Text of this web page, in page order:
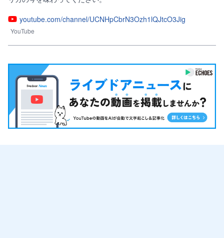
youtube.com/channel/UCNHpCbrN3Ozh1lQJtcO3Jig
YouTube